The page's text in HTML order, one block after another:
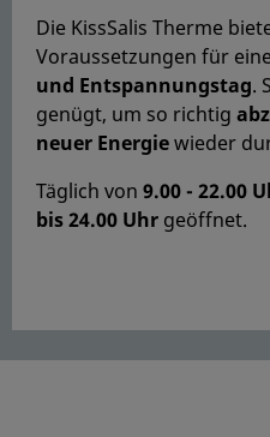
Die KissSalis Therme
Voraussetzungen für
und Entspannungstag.
genügt, um so richtig
neuer Energiewieder
Täglich von 9.00 - 22.00
bis 24.00 Uhr geöffnet.